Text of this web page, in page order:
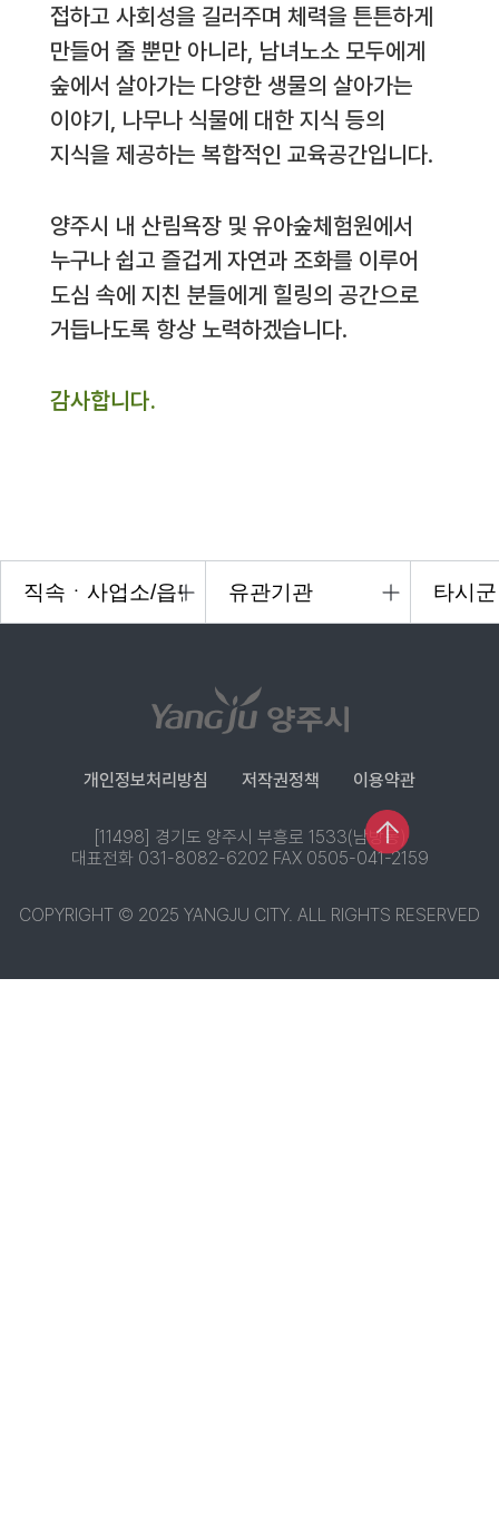
접하고 사회성을 길러주며 체력을 튼튼하게
만들어 줄 뿐만 아니라, 남녀노소 모두에게
숲에서 살아가는 다양한 생물의 살아가는
이야기, 나무나 식물에 대한 지식 등의
지식을 제공하는 복합적인 교육공간입니다.
양주시 내 산림욕장 및 유아숲체험원에서
누구나 쉽고 즐겁게 자연과 조화를 이루어
도심 속에 지친 분들에게 힐링의 공간으로
거듭나도록 항상 노력하겠습니다.
감사합니다.
개인정보처리방침 저작권정책 이용약관
[11498] 경기도 양주시 부흥로 1533(남방동)
대표전화 031-8082-6202 FAX 0505-041-2159
COPYRIGHT © 2025 YANGJU CITY. ALL RIGHTS RESERVED